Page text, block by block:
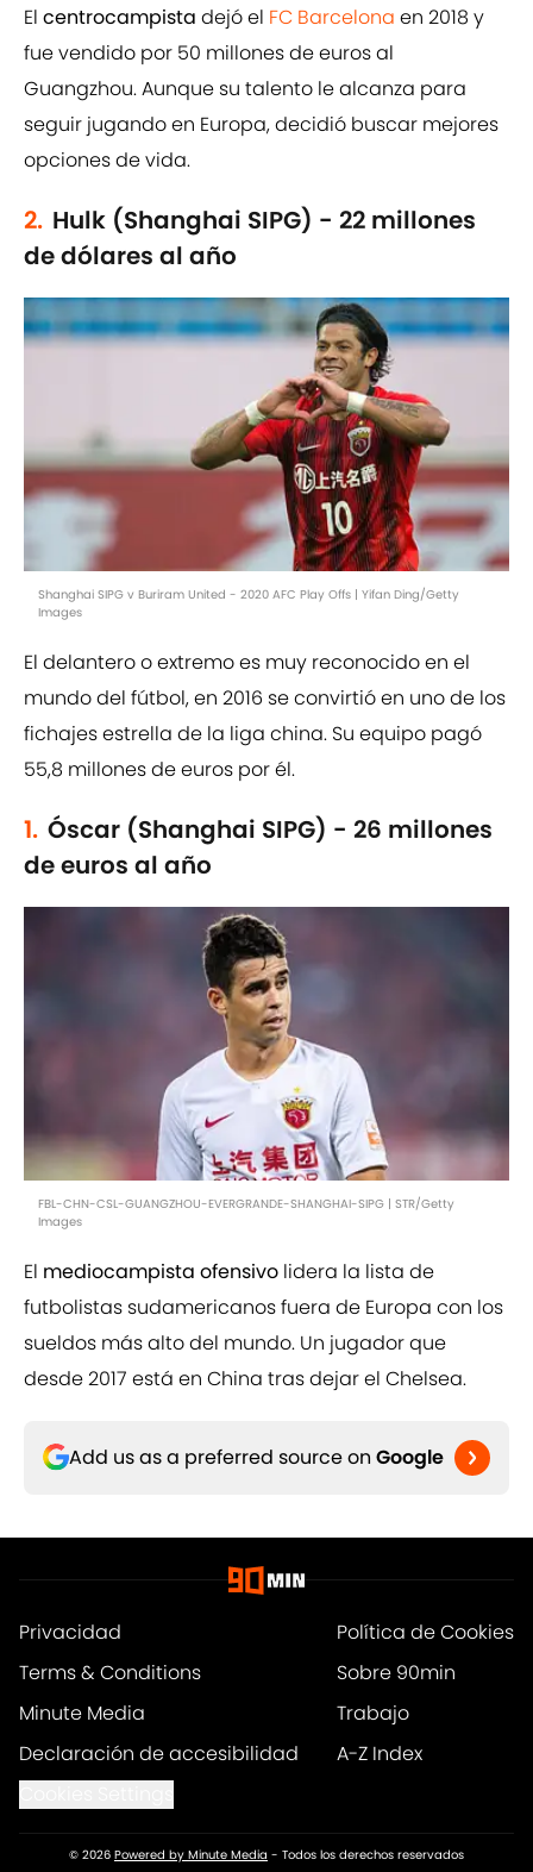
El centrocampista dejó el FC Barcelona en 2018 y
fue vendido por 50 millones de euros al
Guangzhou. Aunque su talento le alcanza para
seguir jugando en Europa, decidió buscar mejores
opciones de vida.
2. Hulk (Shanghai SIPG) - 22 millones
de dólares al año
Shanghai SIPG v Buriram United - 2020 AFC Play Offs | Yifan Ding/Getty
Images
El delantero o extremo es muy reconocido en el
mundo del fútbol, en 2016 se convirtió en uno de los
fichajes estrella de la liga china. Su equipo pagó
55,8 millones de euros por él.
1. Óscar (Shanghai SIPG) - 26 millones
de euros al año
FBL-CHN-CSL-GUANGZHOU-EVERGRANDE-SHANGHAI-SIPG | STR/Getty
Images
El mediocampista ofensivo lidera la lista de
futbolistas sudamericanos fuera de Europa con los
sueldos más alto del mundo. Un jugador que
desde 2017 está en China tras dejar el Chelsea.
Add us as a preferred source on Google
Privacidad
Política de Cookies
Terms & Conditions
Sobre 90min
Minute Media
Trabajo
Declaración de accesibilidad
A-Z Index
© 2026 Powered by Minute Media - Todos los derechos reservados